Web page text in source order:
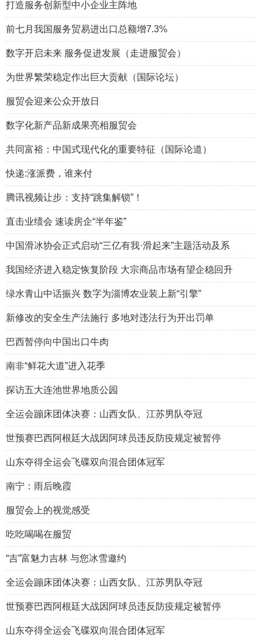
打造服务创新型中小企业主阵地
前七月我国服务贸易进出口总额增7.3%
数字开启未来 服务促进发展（走进服贸会）
为世界繁荣稳定作出巨大贡献（国际论坛）
服贸会迎来公众开放日
数字化新产品新成果亮相服贸会
共同富裕：中国式现代化的重要特征（国际论道）
快递:涨派费，谁来付
腾讯视频让步：支持“跳集解锁”！
直击业绩会 速读房企“半年鉴”
中国滑冰协会正式启动“三亿有我·滑起来”主题活动及系
我国经济进入稳定恢复阶段 大宗商品市场有望企稳回升
绿水青山中话振兴 数字为淄博农业装上新“引擎”
新修改的安全生产法施行 多地对违法行为开出罚单
巴西暂停向中国出口牛肉
南非“鲜花大道”进入花季
探访五大连池世界地质公园
全运会蹦床团体决赛：山西女队、江苏男队夺冠
世预赛巴西阿根廷大战因阿球员违反防疫规定被暂停
山东夺得全运会飞碟双向混合团体冠军
南宁：雨后晚霞
服贸会上的视觉感受
吃吃喝喝在服贸
“吉”富魅力吉林 与您冰雪邀约
全运会蹦床团体决赛：山西女队、江苏男队夺冠
世预赛巴西阿根廷大战因阿球员违反防疫规定被暂停
山东夺得全运会飞碟双向混合团体冠军